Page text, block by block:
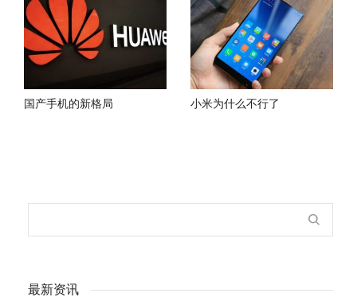
国产手机的新格局 小米为什么不行了
最新资讯